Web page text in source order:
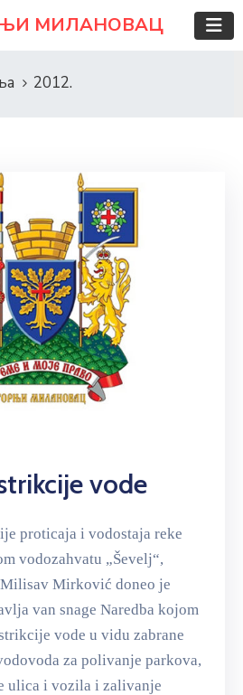
МИЛАНОВАЦ
2012.
vode
proticaja i vodostaja reke
vodozahvatu „Ševelj“,
Mirković doneo je
van snage Naredba kojom
vode u vidu zabrane
za polivanje parkova,
ulica i vozila i zalivanje